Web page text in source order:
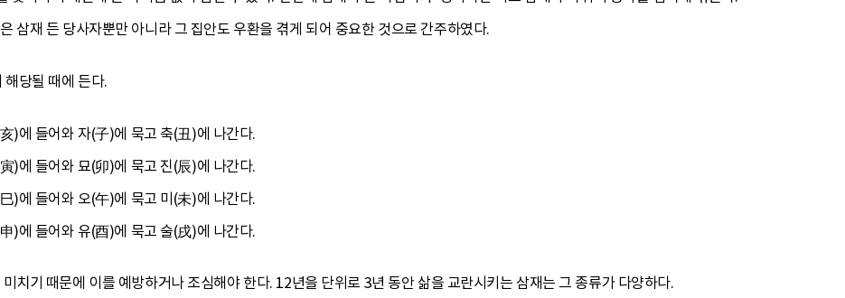
삼재 든 당사자뿐만 아니라 그 집안도 우환을 겪게 되어 중요한 것으로 간주하였다.
당될 때에 든다.
)에 들어와 자(子)에 묵고 축(丑)에 나간다.
)에 들어와 묘(卯)에 묵고 진(辰)에 나간다.
)에 들어와 오(午)에 묵고 미(未)에 나간다.
)에 들어와 유(酉)에 묵고 술(戌)에 나간다.
치기 때문에 이를 예방하거나 조심해야 한다. 12년을 단위로 3년 동안 삶을 교란시키는 삼재는 그 종류가 다양하다.